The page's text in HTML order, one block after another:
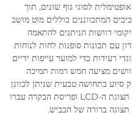
לסוגי גוף שונים, תוך
המתכווננים כוללים מוט מושב
דוושות הניתנים להתאמה
עם תכונות סופגות לחות לנוחות
רעידות כדי למזער עייפות ידיים
מציעה חמש רמות תמיכה
סיוע בתחושה טבעית שניתן לכוונן
אותו באמצעות הממשק הדיגיטלי. מיקום תצוגת ה-LCD ופריסת הבקרה עברו
תצוגה ברורה של הכביש.